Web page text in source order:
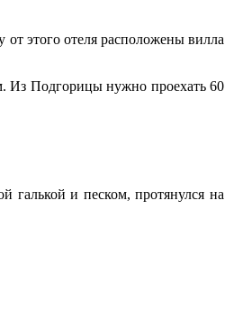
от этого отеля расположены вилла
Из Подгорицы нужно проехать 60
галькой и песком, протянулся на